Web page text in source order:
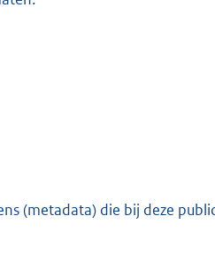
(metadata) die bij deze